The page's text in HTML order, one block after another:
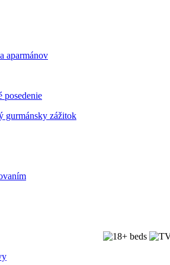
aparmánov
posedenie
gurmánsky zážitok